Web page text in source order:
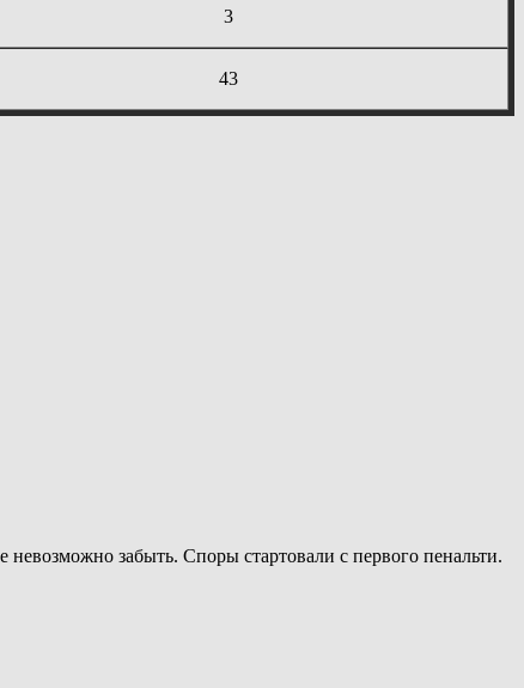
3
43
забыть. Споры стартовали с первого пенальти.